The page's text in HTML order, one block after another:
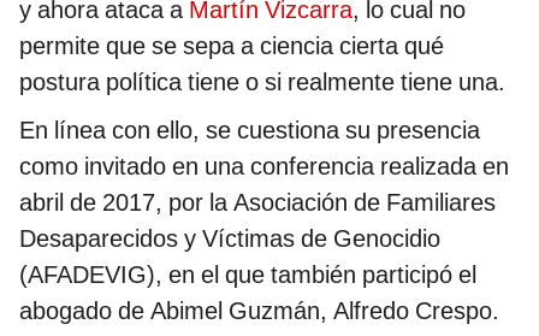
y ahora ataca a Martín Vizcarra, lo cual no
permite que se sepa a ciencia cierta qué
postura política tiene o si realmente tiene una.
En línea con ello, se cuestiona su presencia
como invitado en una conferencia realizada en
abril de 2017, por la Asociación de Familiares
Desaparecidos y Víctimas de Genocidio
(AFADEVIG), en el que también participó el
abogado de Abimel Guzmán, Alfredo Crespo.